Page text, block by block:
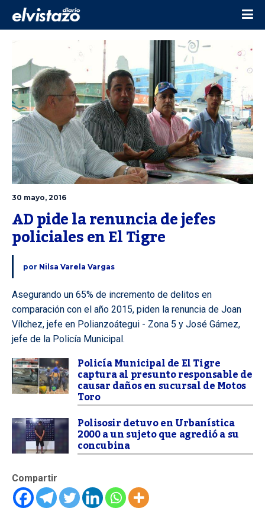
30 mayo, 2016
AD pide la renuncia de jefes
policiales en El Tigre
por Nilsa Varela Vargas
Asegurando un 65% de incremento de delitos en
comparación con el año 2015, piden la renuncia de Joan
Vílchez, jefe en Polianzoátegui - Zona 5 y José Gámez,
jefe de la Policía Municipal.
Policía Municipal de El Tigre
captura al presunto responsable de
causar daños en sucursal de Motos
Toro
Polisosir detuvo en Urbanística
2000 a un sujeto que agredió a su
concubina
Compartir